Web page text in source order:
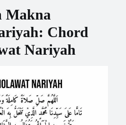
Makna
Chord
Nariyah